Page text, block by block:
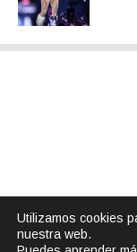
Utilizamos cookies
nuestra web.